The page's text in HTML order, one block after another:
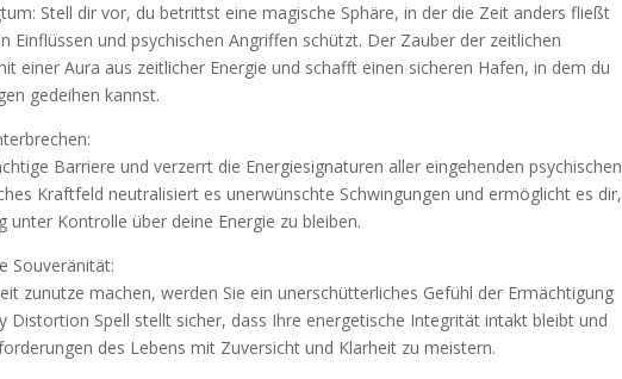
Stell dir vor, du betrittst eine magische Sphäre, in der die Zeit anders fließt
Einflüssen und psychischen Angriffen schützt. Der Zauber der zeitlichen
einer Aura aus zeitlicher Energie und schafft einen sicheren Hafen, in dem du
gedeihen kannst.
Barriere und verzerrt die Energiesignaturen aller eingehenden psychischen
Kraftfeld neutralisiert es unerwünschte Schwingungen und ermöglicht es dir,
unter Kontrolle über deine Energie zu bleiben.
Souveränität:
zunutze machen, werden Sie ein unerschütterliches Gefühl der Ermächtigung
Distortion Spell stellt sicher, dass Ihre energetische Integrität intakt bleibt und
des Lebens mit Zuversicht und Klarheit zu meistern.